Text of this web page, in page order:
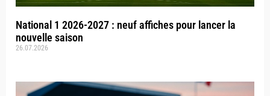
National 1 2026-2027 : neuf affiches pour lancer la
nouvelle saison
26.07.2026